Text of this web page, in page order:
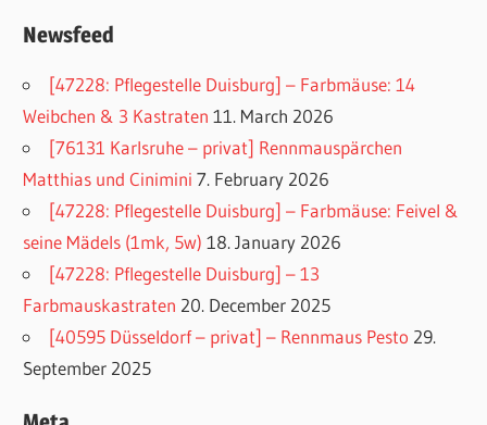
Newsfeed
[47228: Pflegestelle Duisburg] – Farbmäuse: 14
Weibchen & 3 Kastraten 11. March 2026
[76131 Karlsruhe – privat] Rennmauspärchen
Matthias und Cinimini 7. February 2026
[47228: Pflegestelle Duisburg] – Farbmäuse: Feivel &
seine Mädels (1mk, 5w) 18. January 2026
[47228: Pflegestelle Duisburg] – 13
Farbmauskastraten 20. December 2025
[40595 Düsseldorf – privat] – Rennmaus Pesto 29.
September 2025